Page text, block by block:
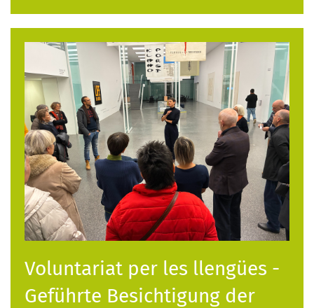
Voluntariat per les llengües -
Geführte Besichtigung der